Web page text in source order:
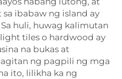
ibabaw ng island ay
huli, huwag kalimutan
tiles o hardwood ay
na bukas at
ng pagpili ng mga
ito, lilikha ka ng